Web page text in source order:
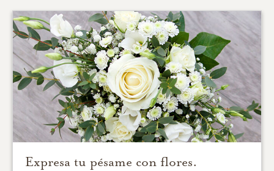
Expresa tu pésame con flores.